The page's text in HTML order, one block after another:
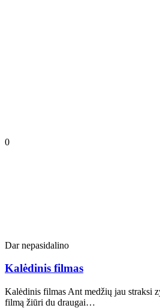
0
Dar nepasidalino
Kalėdinis filmas
Kalėdinis filmas Ant medžių jau straksi
filmą žiūri du draugai…